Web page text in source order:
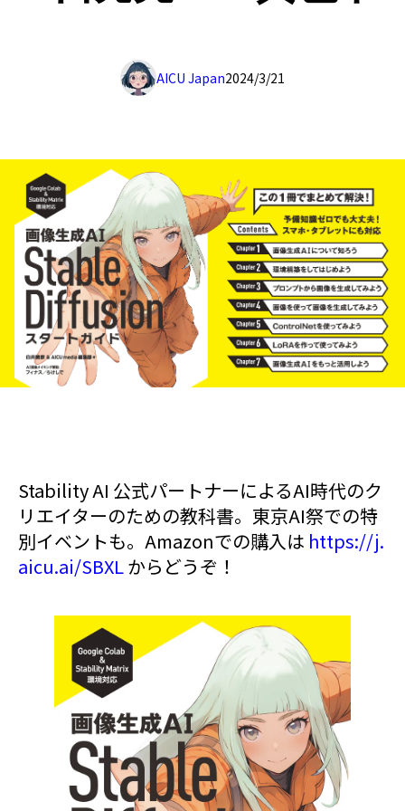
2024/3/21
AICU Japan
Stability AI 公式パートナーによるAI時代のク
リエイターのための教科書。東京AI祭での特
別イベントも。Amazonでの購入は https://j.
aicu.ai/SBXLからどうぞ！